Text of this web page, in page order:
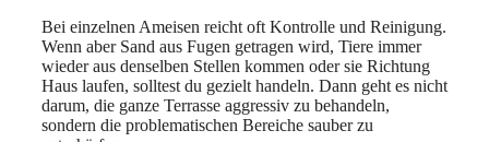
Bei einzelnen Ameisen reicht oft Kontrolle und Reinigung.
Wenn aber Sand aus Fugen getragen wird, Tiere immer
wieder aus denselben Stellen kommen oder sie Richtung
Haus laufen, solltest du gezielt handeln. Dann geht es nicht
darum, die ganze Terrasse aggressiv zu behandeln,
sondern die problematischen Bereiche sauber zu